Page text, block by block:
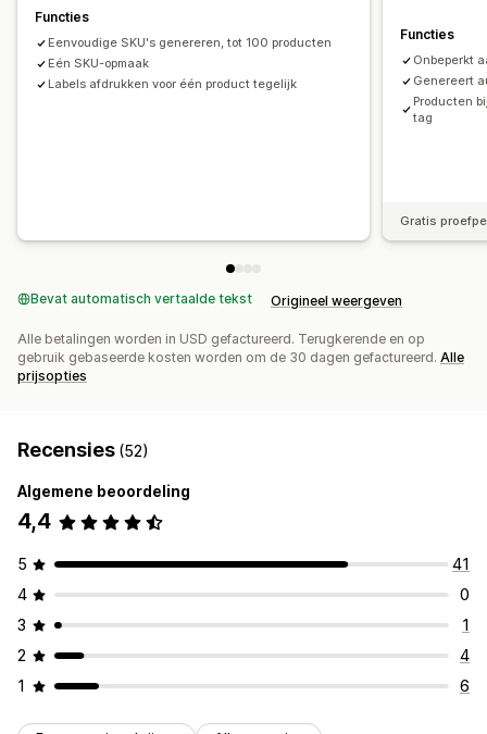
Functies
Eenvoudige SKU's genereren, tot 100 producten
Eén SKU-opmaak
Labels afdrukken voor één product tegelijk
Functies
Onbeperkt
Genereert
Producten
tag
Gratis
Bevat automatisch vertaalde tekst Origineel weergeven
Alle betalingen worden in USD gefactureerd. Terugkerende en op
gebruik gebaseerde kosten worden om de 30 dagen gefactureerd. Alle
prijsopties
Recensies (52)
Algemene beoordeling
4,4
5
41
4
0
3
1
2
4
1
6